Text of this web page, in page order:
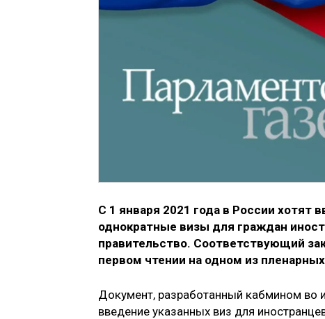
С 1 января 2021 года в России хотят
однократные визы для граждан
правительство. Соответствующий
первом чтении на одном из
Документ, разработанный кабмином во
введение указанных виз для